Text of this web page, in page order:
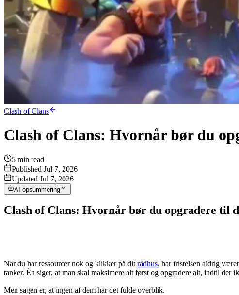
Clash of Clans
Clash of Clans: Hvornår bør du
5 min read
Published Jul 7, 2026
Updated Jul 7, 2026
AI-opsummering
Clash of Clans: Hvornår bør du opgradere til
Når du har ressourcer nok og klikker på dit rådhus, har fristelsen aldrig
tanker. Én siger, at man skal maksimere alt først og opgradere alt, indtil der
Men sagen er, at ingen af dem har det fulde overblik.